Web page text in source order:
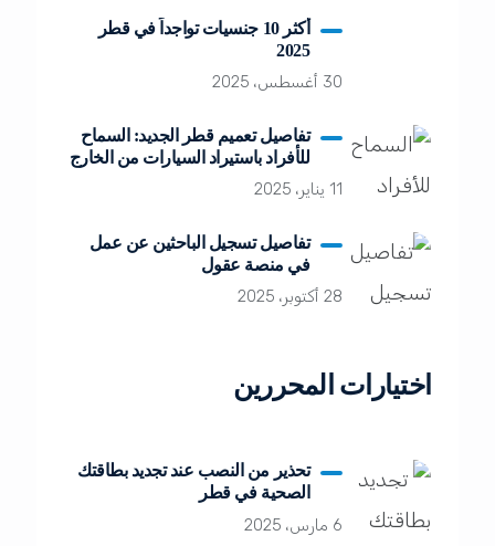
أكثر 10 جنسيات تواجداً في قطر
2025
30 أغسطس، 2025
تفاصيل تعميم قطر الجديد: السماح
للأفراد باستيراد السيارات من الخارج
11 يناير، 2025
تفاصيل تسجيل الباحثين عن عمل
في منصة عقول
28 أكتوبر، 2025
اختيارات المحررين
تحذير من النصب عند تجديد بطاقتك
الصحية في قطر
6 مارس، 2025